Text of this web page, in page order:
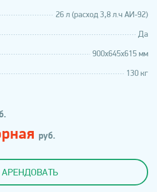
26 л (расход 3,8 л.ч АИ-92)
Да
900х645х615 мм
130 кг
руб.
АРЕНДОВАТЬ